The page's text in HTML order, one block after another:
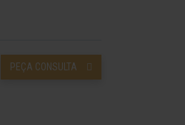
PEÇA CONSULTA